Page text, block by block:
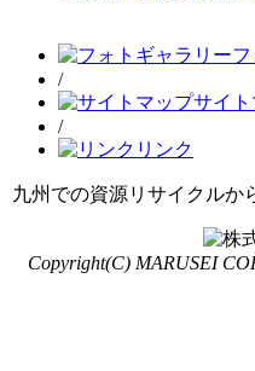
/
サイ
/
リンク
九州での資源リサイクルか
Copyright(C) MARUSEI